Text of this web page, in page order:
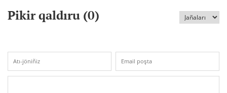
Pikir qaldıru (0)